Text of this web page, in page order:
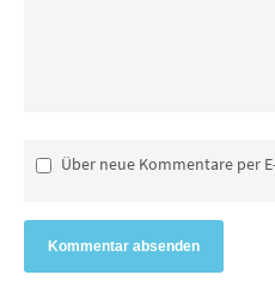
Über neue Kommentare per
Kommentar absenden